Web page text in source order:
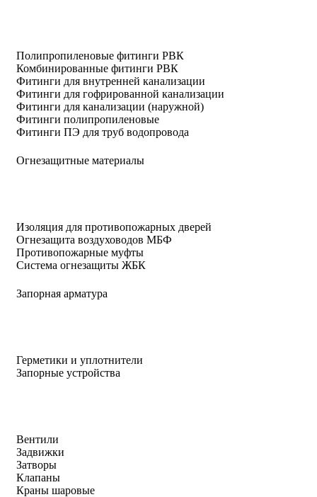
Полипропиленовые фитинги РВК
Комбинированные фитинги РВК
Фитинги для внутренней канализации
Фитинги для гофрированной канализации
Фитинги для канализации (наружной)
Фитинги полипропиленовые
Фитинги ПЭ для труб водопровода
Огнезащитные материалы
Изоляция для противопожарных дверей
Огнезащита воздуховодов МБФ
Противопожарные муфты
Система огнезащиты ЖБК
Запорная арматура
Герметики и уплотнители
Запорные устройства
Вентили
Задвижки
Затворы
Клапаны
Краны шаровые